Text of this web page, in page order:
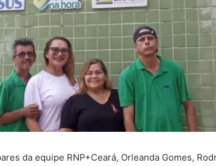
da equipe RNP+Ceará, Orleanda Gomes,